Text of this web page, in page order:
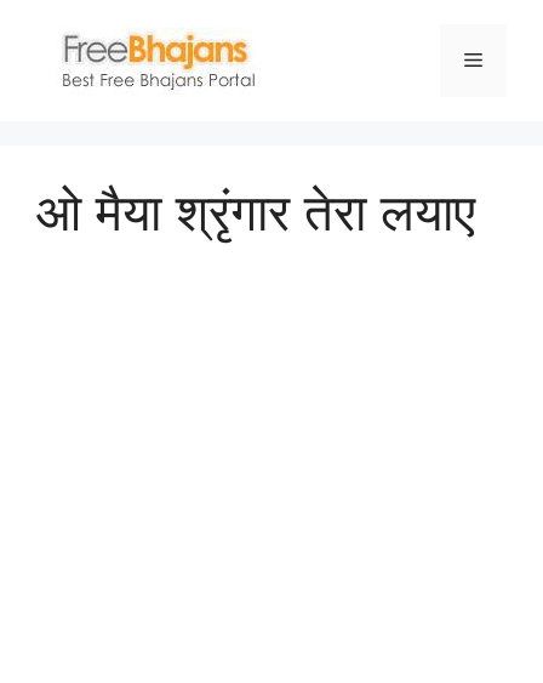
content
Menu
ओ मैया श्रृंगार तेरा लयाए